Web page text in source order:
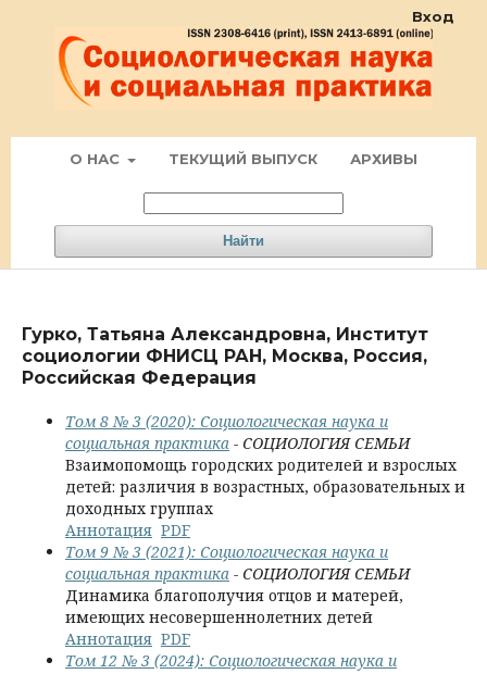
О НАС ТЕКУЩИЙ ВЫПУСК АРХИВЫ
Найти
Вход
Гурко, Татьяна Александровна, Институт
социологии ФНИСЦ РАН, Москва, Россия,
Российская Федерация
Том 8 № 3 (2020): Социологическая наука и
социальная практика - СОЦИОЛОГИЯ СЕМЬИ
Взаимопомощь городских родителей и взрослых
детей: различия в возрастных, образовательных и
доходных группах
Аннотация PDF
Том 9 № 3 (2021): Социологическая наука и
социальная практика - СОЦИОЛОГИЯ СЕМЬИ
Динамика благополучия отцов и матерей,
имеющих несовершеннолетних детей
Аннотация PDF
Том 12 № 3 (2024): Социологическая наука и